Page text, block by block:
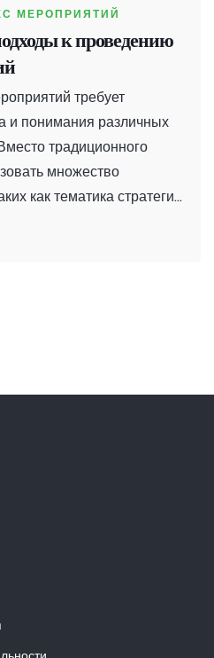
МЕРОПРИЯТИЙ
к проведению
требует
и понимания различных
традиционного
множество
как тематика стратегии
различные подходы и
Будет полезно для